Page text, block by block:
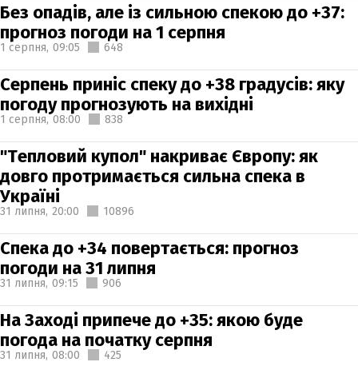
Без опадів, але із сильною спекою до +37:
прогноз погоди на 1 серпня
1 серпня, 09:05 648
Серпень приніс спеку до +38 градусів: яку
погоду прогнозують на вихідні
1 серпня, 08:00 838
"Тепловий купол" накриває Європу: як
довго протримається сильна спека в
Україні
31 липня, 20:00 10896
Спека до +34 повертається: прогноз
погоди на 31 липня
31 липня, 09:15 906
На Заході припече до +35: якою буде
погода на початку серпня
31 липня, 08:00 425